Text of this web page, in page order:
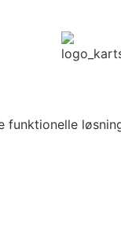
funktionelle